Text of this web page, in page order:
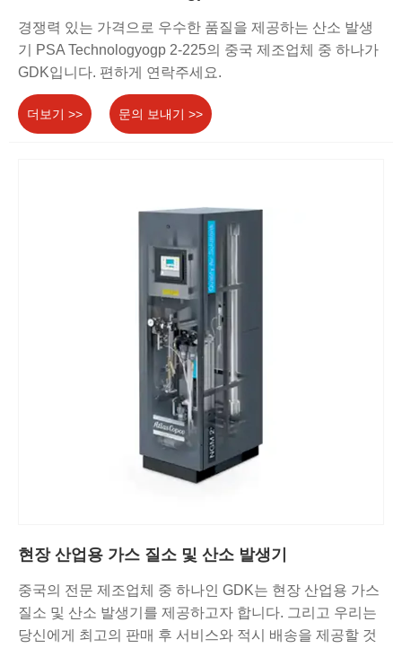
경쟁력 있는 가격으로 우수한 품질을 제공하는 산소 발생
기 PSA Technologyogp 2-225의 중국 제조업체 중 하나가
GDK입니다. 편하게 연락주세요.
더보기 >> 문의 보내기 >>
현장 산업용 가스 질소 및 산소 발생기
중국의 전문 제조업체 중 하나인 GDK는 현장 산업용 가스
질소 및 산소 발생기를 제공하고자 합니다. 그리고 우리는
당신에게 최고의 판매 후 서비스와 적시 배송을 제공할 것